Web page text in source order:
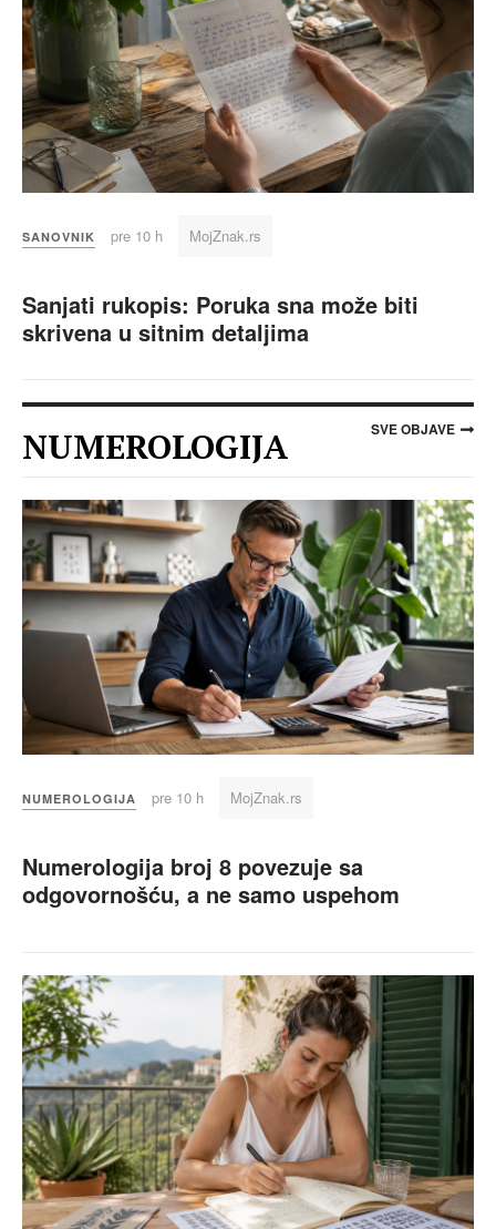
SANOVNIK pre 10 h MojZnak.rs
Sanjati rukopis: Poruka sna može biti
skrivena u sitnim detaljima
NUMEROLOGIJA SVE OBJAVE
NUMEROLOGIJA pre 10 h MojZnak.rs
Numerologija broj 8 povezuje sa
odgovornošću, a ne samo uspehom